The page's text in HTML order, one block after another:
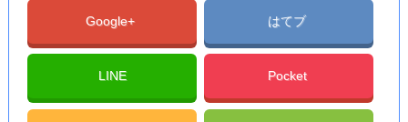
Google+ はてブ
LINE Pocket